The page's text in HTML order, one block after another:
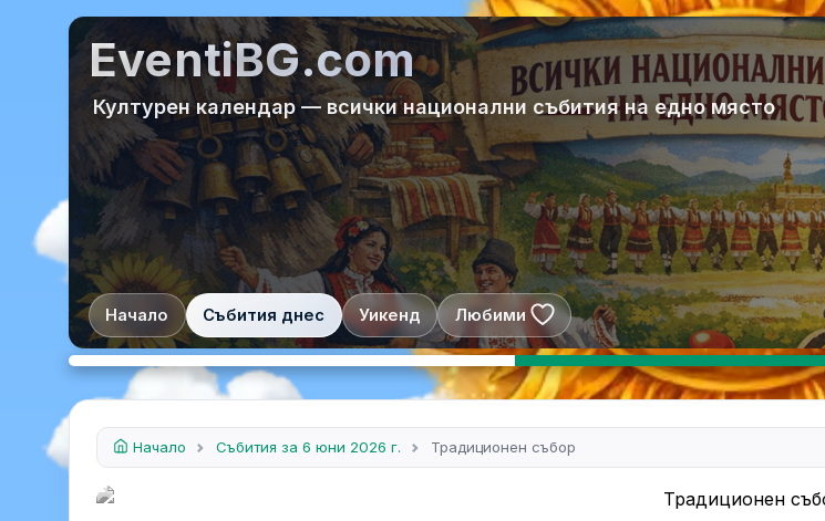
EventiBG.com
Културен календар — всички национални събития на едно място
Начало Събития днес Уикенд Любими
Начало Събития за 6 юни 2026 г. Традиционен събор